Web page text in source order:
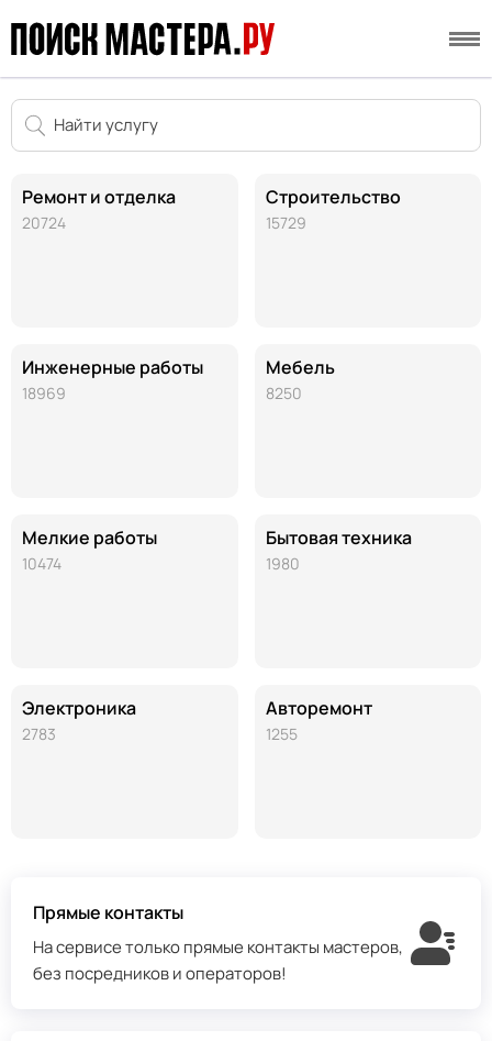
Ремонт и отделка
20724
Инженерные работы
18969
Мелкие работы
10474
Электроника
2783
Строительство
15729
Мебель
8250
Бытовая техника
1980
Авторемонт
1255
Прямые контакты
На сервисе только прямые контакты мастеров,
без посредников и операторов!